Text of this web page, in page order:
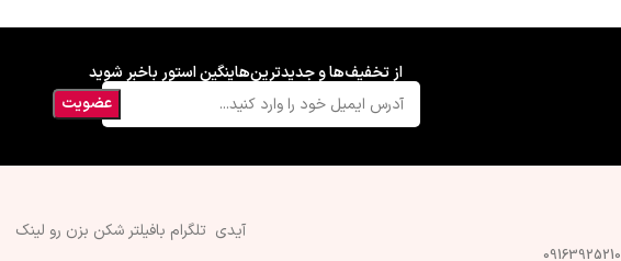
از تخفیف‌ها و جدیدترین‌هاینگین استور باخبر شوید
بهنترین و سرعت ترین روش ارتباط در واتساپ با شماره 09163925210
آیدی تلگرام بافیلتر شکن بزن رو لینک